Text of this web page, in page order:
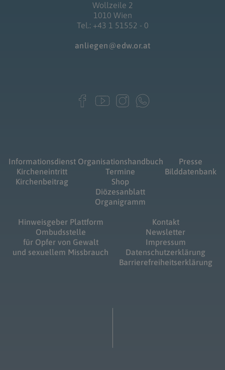
Wollzeile 2
1010 Wien
Tel.: +43 1 51552 - 0
anliegen@edw.or.at
Informationsdienst
Kircheneintritt
Kirchenbeitrag
Organisationshandbuch
Termine
Shop
Diözesanblatt
Organigramm
Presse
Bilddatenbank
Hinweisgeber Plattform
Ombudsstelle
für Opfer von Gewalt
und sexuellem Missbrauch
Kontakt
Newsletter
Impressum
Datenschutzerklärung
Barrierefreiheitserklärung